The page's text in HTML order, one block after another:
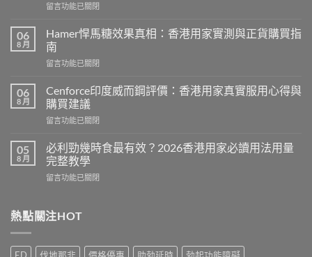
在
利
士
副
作
有
哪
些？
Cialis
見
副
用
說
安
留言功能已關閉
06
8 月
Hamer悍馬糖效果真相：香港用家實測與正貨購買指
南
在
悍
馬
糖
效
真
相：
香
港
實
正
留言功能已關閉
06
8 月
Cenforce印度威而鋼評價：香港用家真實服用心得與
購買建議
在
印
度
威
而
價：
用
留言功能已關閉
05
8 月
必利勁幾時食最有效？2026香港用家必讀用法用量
完整教學
在
勁
幾
食
留言功能已關閉
熱點關注HOT
ED 伐地那非 價格優惠 助勃延時
勃起功能障礙